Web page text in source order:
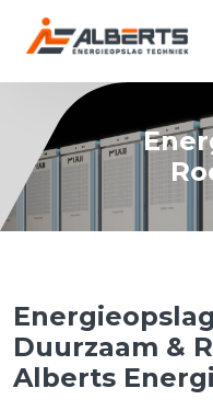
Duurzaam &
Alberts